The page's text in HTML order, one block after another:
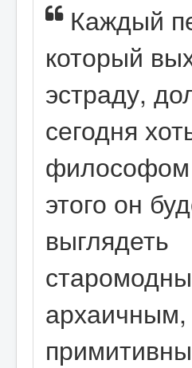
Поиск
Каждый
который
эстраду,
сегодня
философом
этого он
выглядеть
архаичным,